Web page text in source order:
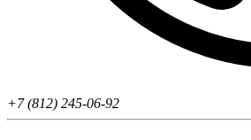
+7 (812) 245-06-92